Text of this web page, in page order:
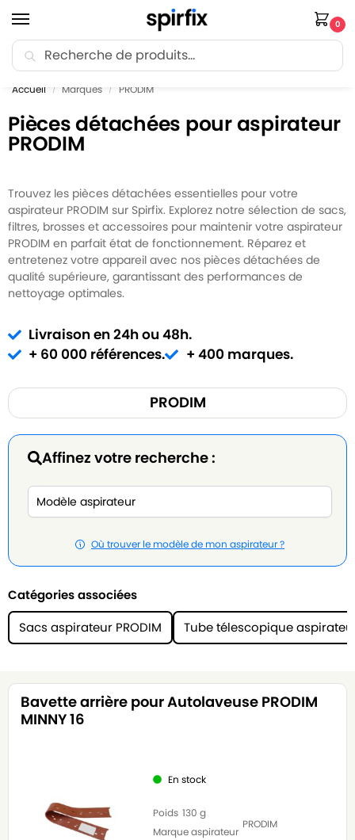
0
🚚 Livraison Point Relais offerte dès 30€ d’achat.
Accueil / Marques / PRODIM
Pièces détachées pour aspirateur
PRODIM
Trouvez les pièces détachées essentielles pour votre
aspirateur PRODIM sur Spirfix. Explorez notre sélection de sacs,
filtres, brosses et accessoires pour maintenir votre aspirateur
PRODIM en parfait état de fonctionnement. Réparez et
entretenez votre appareil avec nos pièces détachées de
qualité supérieure, garantissant des performances de
nettoyage optimales.
Livraison en 24h ou 48h.
+ 60 000 références.
+ 400 marques.
PRODIM
Affinez votre recherche :
Où trouver le modèle de mon aspirateur ?
Catégories associées
Sacs aspirateur PRODIM
Tube télescopique
Bavette arrière pour Autolaveuse PRODIM
MINNY 16
En stock
Poids 130 g
Marque aspirateur
PRODIM